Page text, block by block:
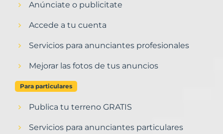
Anúnciate o publicitate
Accede a tu cuenta
Servicios para anunciantes profesionales
Mejorar las fotos de tus anuncios
Para particulares
Publica tu terreno GRATIS
Servicios para anunciantes particulares